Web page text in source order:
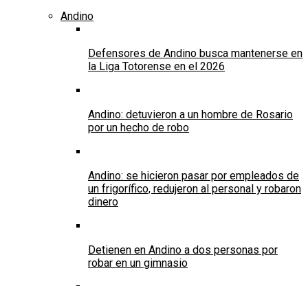
Andino
Defensores de Andino busca mantenerse en
la Liga Totorense en el 2026
Andino: detuvieron a un hombre de Rosario
por un hecho de robo
Andino: se hicieron pasar por empleados de
un frigorífico, redujeron al personal y robaron
dinero
Detienen en Andino a dos personas por
robar en un gimnasio